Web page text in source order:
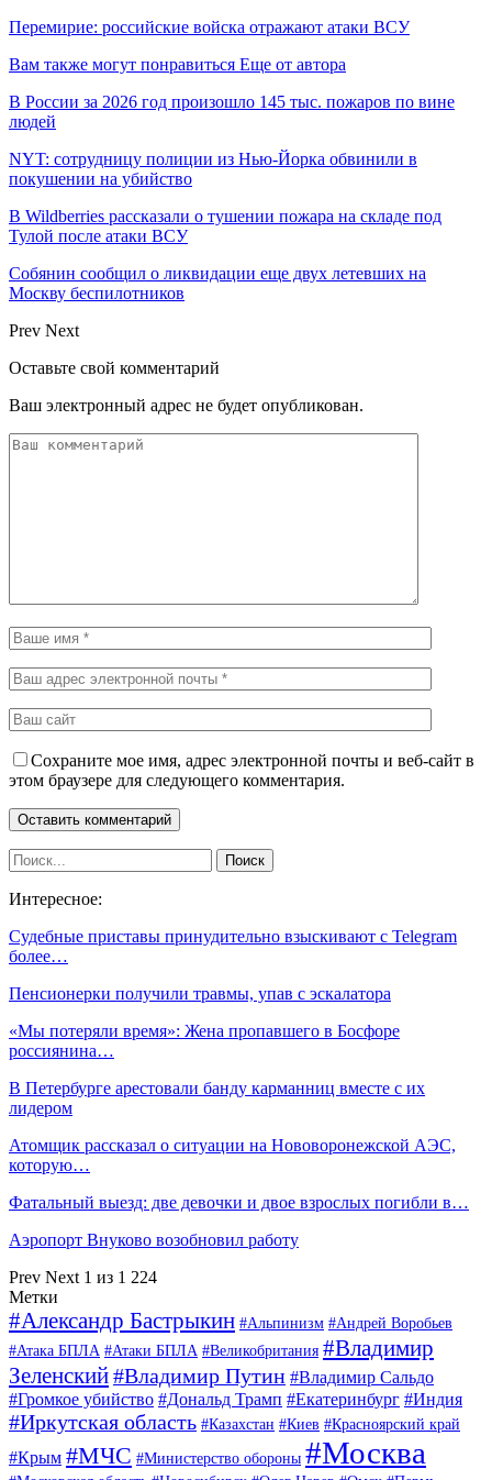
Перемирие: российские войска отражают атаки ВСУ
Вам также могут понравиться Еще от автора
В России за 2026 год произошло 145 тыс. пожаров по вине
людей
NYT: сотрудницу полиции из Нью-Йорка обвинили в
покушении на убийство
В Wildberries рассказали о тушении пожара на складе под
Тулой после атаки ВСУ
Собянин сообщил о ликвидации еще двух летевших на
Москву беспилотников
Prev Next
Оставьте свой комментарий
Ваш электронный адрес не будет опубликован.
Сохраните мое имя, адрес электронной почты и веб-сайт в
этом браузере для следующего комментария.
Интересное:
Судебные приставы принудительно взыскивают с Telegram
более…
Пенсионерки получили травмы, упав с эскалатора
«Мы потеряли время»: Жена пропавшего в Босфоре
россиянина…
В Петербурге арестовали банду карманниц вместе с их
лидером
Атомщик рассказал о ситуации на Нововоронежской АЭС,
которую…
Фатальный выезд: две девочки и двое взрослых погибли в…
Аэропорт Внуково возобновил работу
Prev Next 1 из 1 224
Метки
#Александр Бастрыкин #Альпинизм #Андрей Воробьев
#Атака БПЛА #Атаки БПЛА #Великобритания #Владимир
Зеленский#Владимир Путин #Владимир Сальдо
#Громкое убийство #Дональд Трамп #Екатеринбург #Индия
#Иркутская область #Казахстан #Киев #Красноярский край
#Крым #МЧС #Министерство обороны #Москва